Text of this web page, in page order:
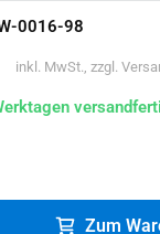
0016-98
inkl. MwSt., zzgl.
Zum